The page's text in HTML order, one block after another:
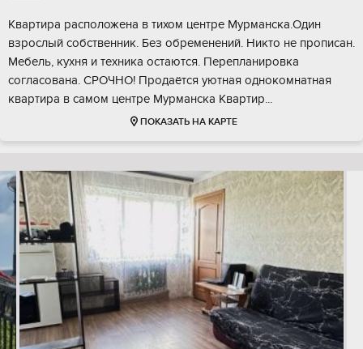
Квартира расположена в тихом центре Мурманска.Один
взрослый собственник. Без обременений. Никто не прописан.
Мебель, кухня и техника остаются. Перепланировка
согласована. СРОЧНО! Продаётся уютная однокомнатная
квартира в самом центре Мурманска Квартир...
ПОКАЗАТЬ НА КАРТЕ